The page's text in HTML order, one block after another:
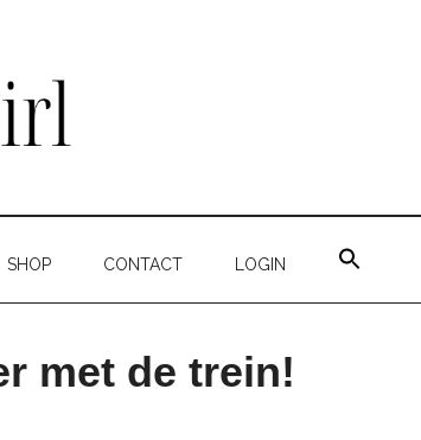
SHOP CONTACT LOGIN
met de trein!